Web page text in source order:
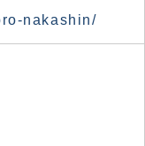
nakashin/